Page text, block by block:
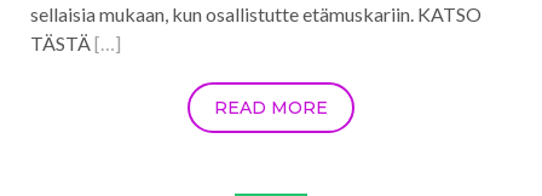
sellaisia mukaan, kun osallistutte etämuskariin. KATSO
TÄSTÄ[…]
READ MORE